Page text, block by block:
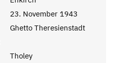
23. November 1943
Ghetto Theresienstadt
Tholey